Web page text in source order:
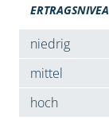
niedrig
mittel
hoch